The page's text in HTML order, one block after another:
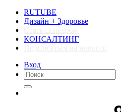
RUTUBE
Дизайн + Здоровье
КОНСАЛТИНГ
Вход